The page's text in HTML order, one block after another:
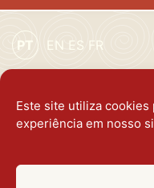
Este site utiliza
experiência em nosso
PT EN ES FR
política de privacidade
holofote virtual © 2026